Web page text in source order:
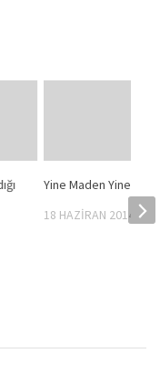
Yine Maden Yine
18 HAZIRAN 2014